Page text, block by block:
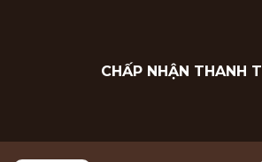
CHẤP NHẬN THANH